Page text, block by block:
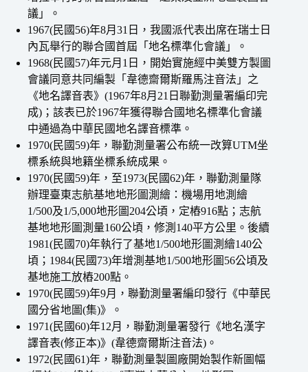
議」。
1967(民國56)年8月31日，我國派代表出席在瑞士日
內瓦舉行的聯合國首屆「地名標準化會議」。
1968(民國57)年元月1日，開始實施經中美雙方製圖
會議同意共同編製「韋德齋爾斯羅馬注音法」之
《地名譯音表》(1967年8月21日聯勤測量署編印完
成)；該表已於1967年獲得聯合國地名標準化會議
中通過為中華民國地名譯音標準。
1970(民國59)年，聯勤測量署公布統一改算UTM坐
標系統與地籍坐標系統成果。
1970(民國59)年，至1973(民國62)年，聯勤測量隊
辦理臺東志航基地地形圖測繪：機場用地測繪
1/500及1/5,000地形圖204公頃，定樁916點；志航
基地地形圖測量160公頃，修測140平方公里。後續
1981(民國70)年執行了基地1/500地形圖測繪140公
頃；1984(民國73)年增測基地1/500地形圖56公頃及
基地施工放樁200點。
1970(民國59)年9月，聯勤測量署編印發行《中華民
國分省地圖(集)》。
1971(民國60)年12月，聯勤測量署發行《地名漢字
譯音表(修正本)》(韋德齋爾斯注音法)。
1972(民國61)年，聯勤測量製圖廠開始製作新圖幅